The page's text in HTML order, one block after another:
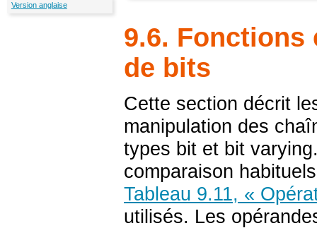
Version anglaise
9.6. Fonctions
de bits
Cette section décrit
manipulation des
types bit et bit varying
comparaison
Tableau 9.11, «
utilisés. Les